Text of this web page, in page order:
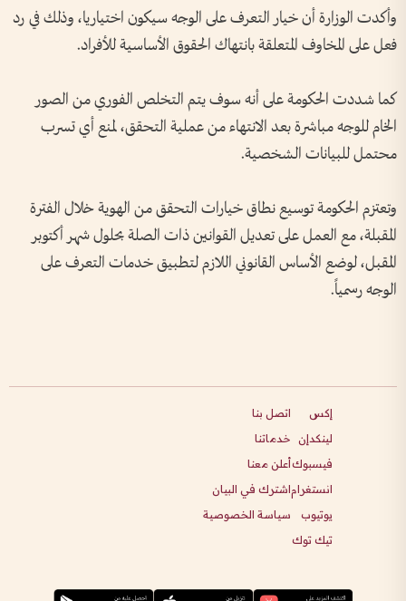
وأكدت الوزارة أن خيار التعرف على الوجه سيكون اختياريا، وذلك في رد
فعل على المخاوف المتعلقة بانتهاك الحقوق الأساسية للأفراد.
كما شددت الحكومة على أنه سوف يتم التخلص الفوري من الصور
الخام للوجه مباشرة بعد الانتهاء من عملية التحقق، لمنع أي تسرب
محتمل للبيانات الشخصية.
وتعتزم الحكومة توسيع نطاق خيارات التحقق من الهوية خلال الفترة
المقبلة، مع العمل على تعديل القوانين ذات الصلة بحلول شهر أكتوبر
المقبل، لوضع الأساس القانوني اللازم لتطبيق خدمات التعرف على
الوجه رسمياً.
إكس
لينكدإن
فيسبوك
انستغرام
يوتيوب
تيك توك
اتصل بنا
خدماتنا
أعلن معنا
اشترك في البيان
سياسة الخصوصية